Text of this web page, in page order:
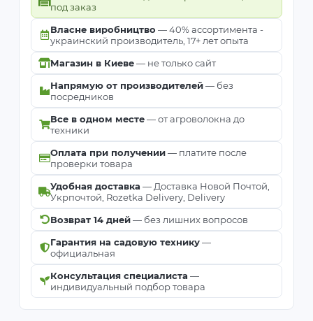
под заказ
Власне виробництво — 40% ассортимента -
украинский производитель, 17+ лет опыта
Магазин в Киеве— не только сайт
Напрямую от производителей— без
посредников
Все в одном месте— от агроволокна до
техники
Оплата при получении— платите после
проверки товара
Удобная доставка — Доставка Новой Почтой,
Укрпочтой, Rozetka Delivery, Delivery
Возврат 14 дней— без лишних вопросов
Гарантия на садовую технику—
официальная
Консультация специалиста —
индивидуальный подбор товара